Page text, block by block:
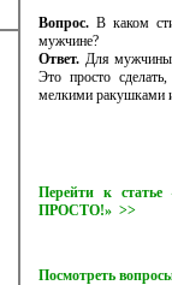
Вопрос. В каком
мужчине?
Ответ. Для мужчины
Это просто
мелкими ракушками
Перейти к
ПРОСТО!» >>
Посмотреть